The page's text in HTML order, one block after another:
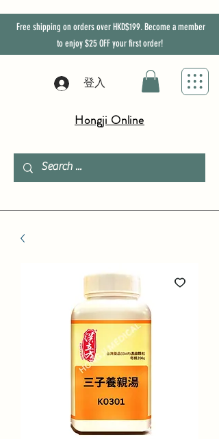
Free shipping on orders over HKD$199. Become a member
to enjoy$25 OFFyour first order!
登入
Hongji Online